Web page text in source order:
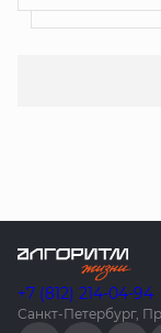
+7 (812) 214-04-94
Санкт-Петербург,